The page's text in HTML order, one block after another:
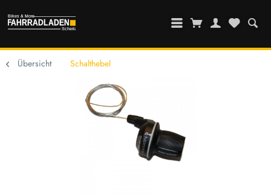
Übersicht Schalthebel